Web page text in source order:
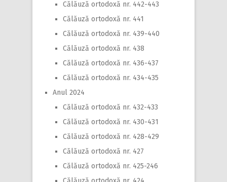
Călăuză ortodoxă nr. 442-443
Călăuză ortodoxă nr. 441
Călăuză ortodoxă nr. 439-440
Călăuză ortodoxă nr. 438
Călăuză ortodoxă nr. 436-437
Călăuză ortodoxă nr. 434-435
Anul 2024
Călăuză ortodoxă nr. 432-433
Călăuză ortodoxă nr. 430-431
Călăuză ortodoxă nr. 428-429
Călăuză ortodoxă nr. 427
Călăuză ortodoxă nr. 425-246